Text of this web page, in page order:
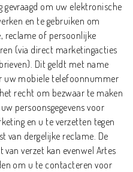
gevraagd om uw elektronische
en te gebruiken om
reclame of persoonlijke
(via direct marketingacties
Dit geldt met name
uw mobiele telefoonnummer
recht om bezwaar te maken
persoonsgegevens voor
en u te verzetten tegen
van dergelijke reclame. De
verzet kan evenwel Artes
om u te contacteren voor